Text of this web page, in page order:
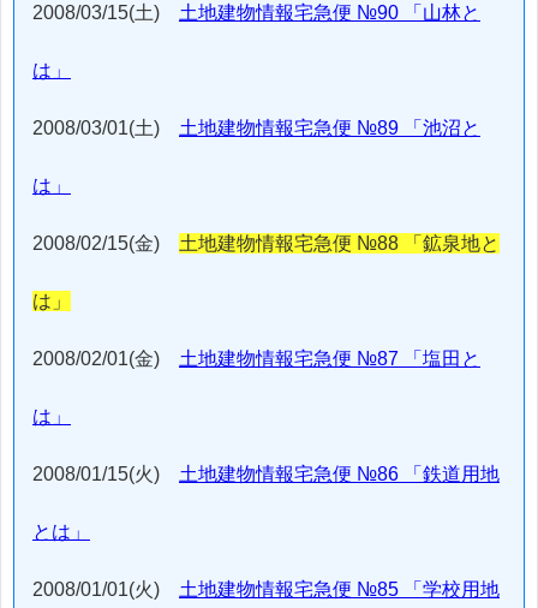
2008/03/15(土) 土地建物情報宅急便 №90 「山林と
は」
2008/03/01(土) 土地建物情報宅急便 №89 「池沼と
は」
2008/02/15(金) 土地建物情報宅急便 №88 「鉱泉地と
は」
2008/02/01(金) 土地建物情報宅急便 №87 「塩田と
は」
2008/01/15(火) 土地建物情報宅急便 №86 「鉄道用地
とは」
2008/01/01(火) 土地建物情報宅急便 №85 「学校用地